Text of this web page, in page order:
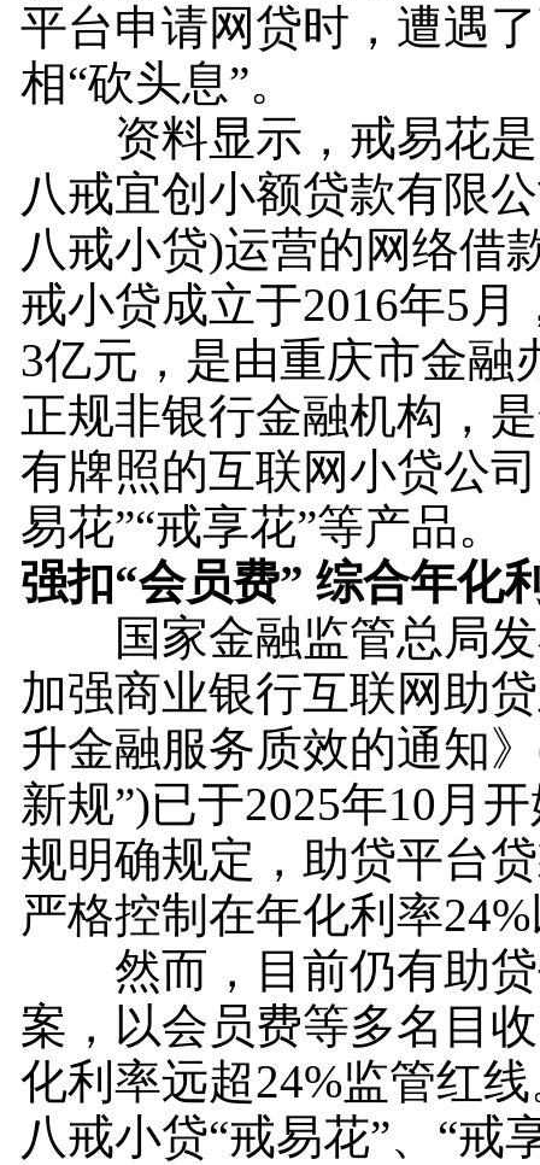
平台申请网贷时，遭遇
相“砍头息”。
资料显示，戒易花是
八戒宜创小额贷款有限
八戒小贷)运营的网络借
戒小贷成立于2016年5月
3亿元，是由重庆市金融
正规非银行金融机构，
有牌照的互联网小贷公
易花”“戒享花”等产品。
强扣“会员费” 综合年化
国家金融监管总局发
加强商业银行互联网助
升金融服务质效的通知
新规”)已于2025年10月
规明确规定，助贷平台
严格控制在年化利率
然而，目前仍有助贷
案，以会员费等多名目
化利率远超24%监管红
八戒小贷“戒易花”、“戒